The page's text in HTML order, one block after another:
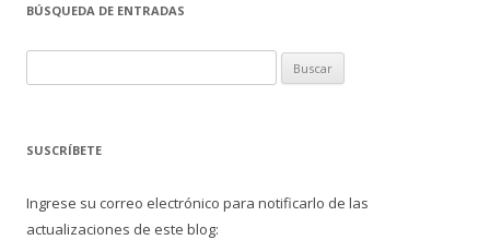
b
o
o
k
er p
ar
ti
BÚSQUEDA DE ENTRADAS
u
SUSCRÍBETE
Ingrese su correo electrónico para notificarlo de las
actualizaciones de este blog: